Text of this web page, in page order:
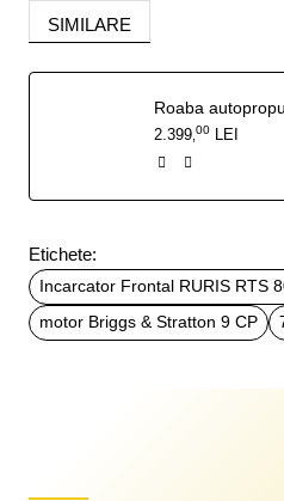
SIMILARE
2.399 00 LEI
Etichete:
Incarcator Frontal RURIS RTS
motor Briggs & Stratton 9 CP